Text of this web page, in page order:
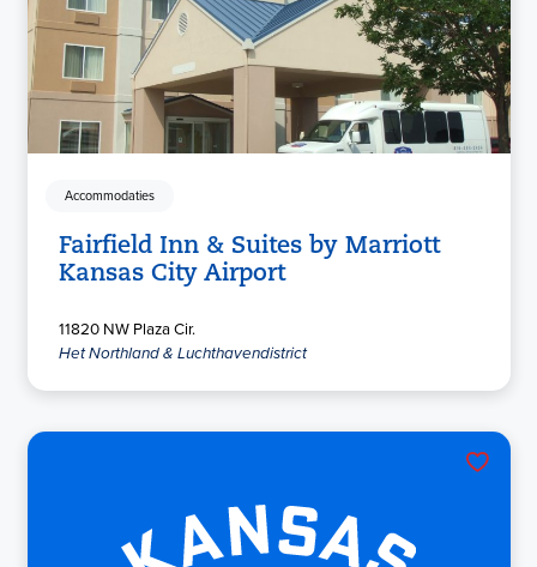
Accommodaties
Fairfield Inn & Suites by Marriott
Kansas City Airport
11820 NW Plaza Cir.
Het Northland & Luchthavendistrict